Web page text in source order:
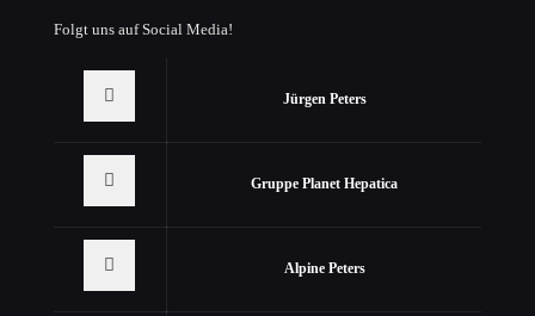
Folgt uns auf Social Media!
Jürgen Peters
Gruppe Planet Hepatica
Alpine Peters